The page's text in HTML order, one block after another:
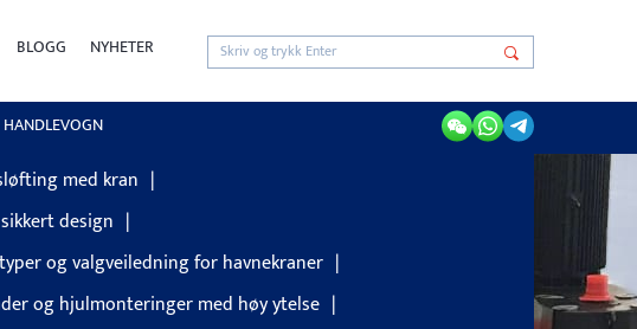
BLOGG NYHETER
flere mekanismer
med kran
design
og valgveiledning for havnekraner
og hjulmonteringer med høy ytelse